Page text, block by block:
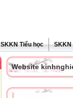
SKKN Tiểu học SKKN
Website